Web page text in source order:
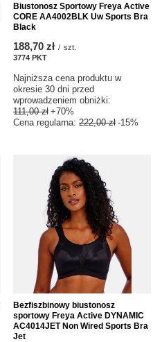
Biustonosz Sportowy Freya Active
CORE AA4002BLK Uw Sports Bra
Black
188,70 zł / szt.
3774 PKT
Najniższa cena produktu w
okresie 30 dni przed
wprowadzeniem obniżki:
111,00 zł +70%
Cena regularna: 222,00 zł -15%
Bezfiszbinowy biustonosz
sportowy Freya Active DYNAMIC
AC4014JET Non Wired Sports Bra
Jet